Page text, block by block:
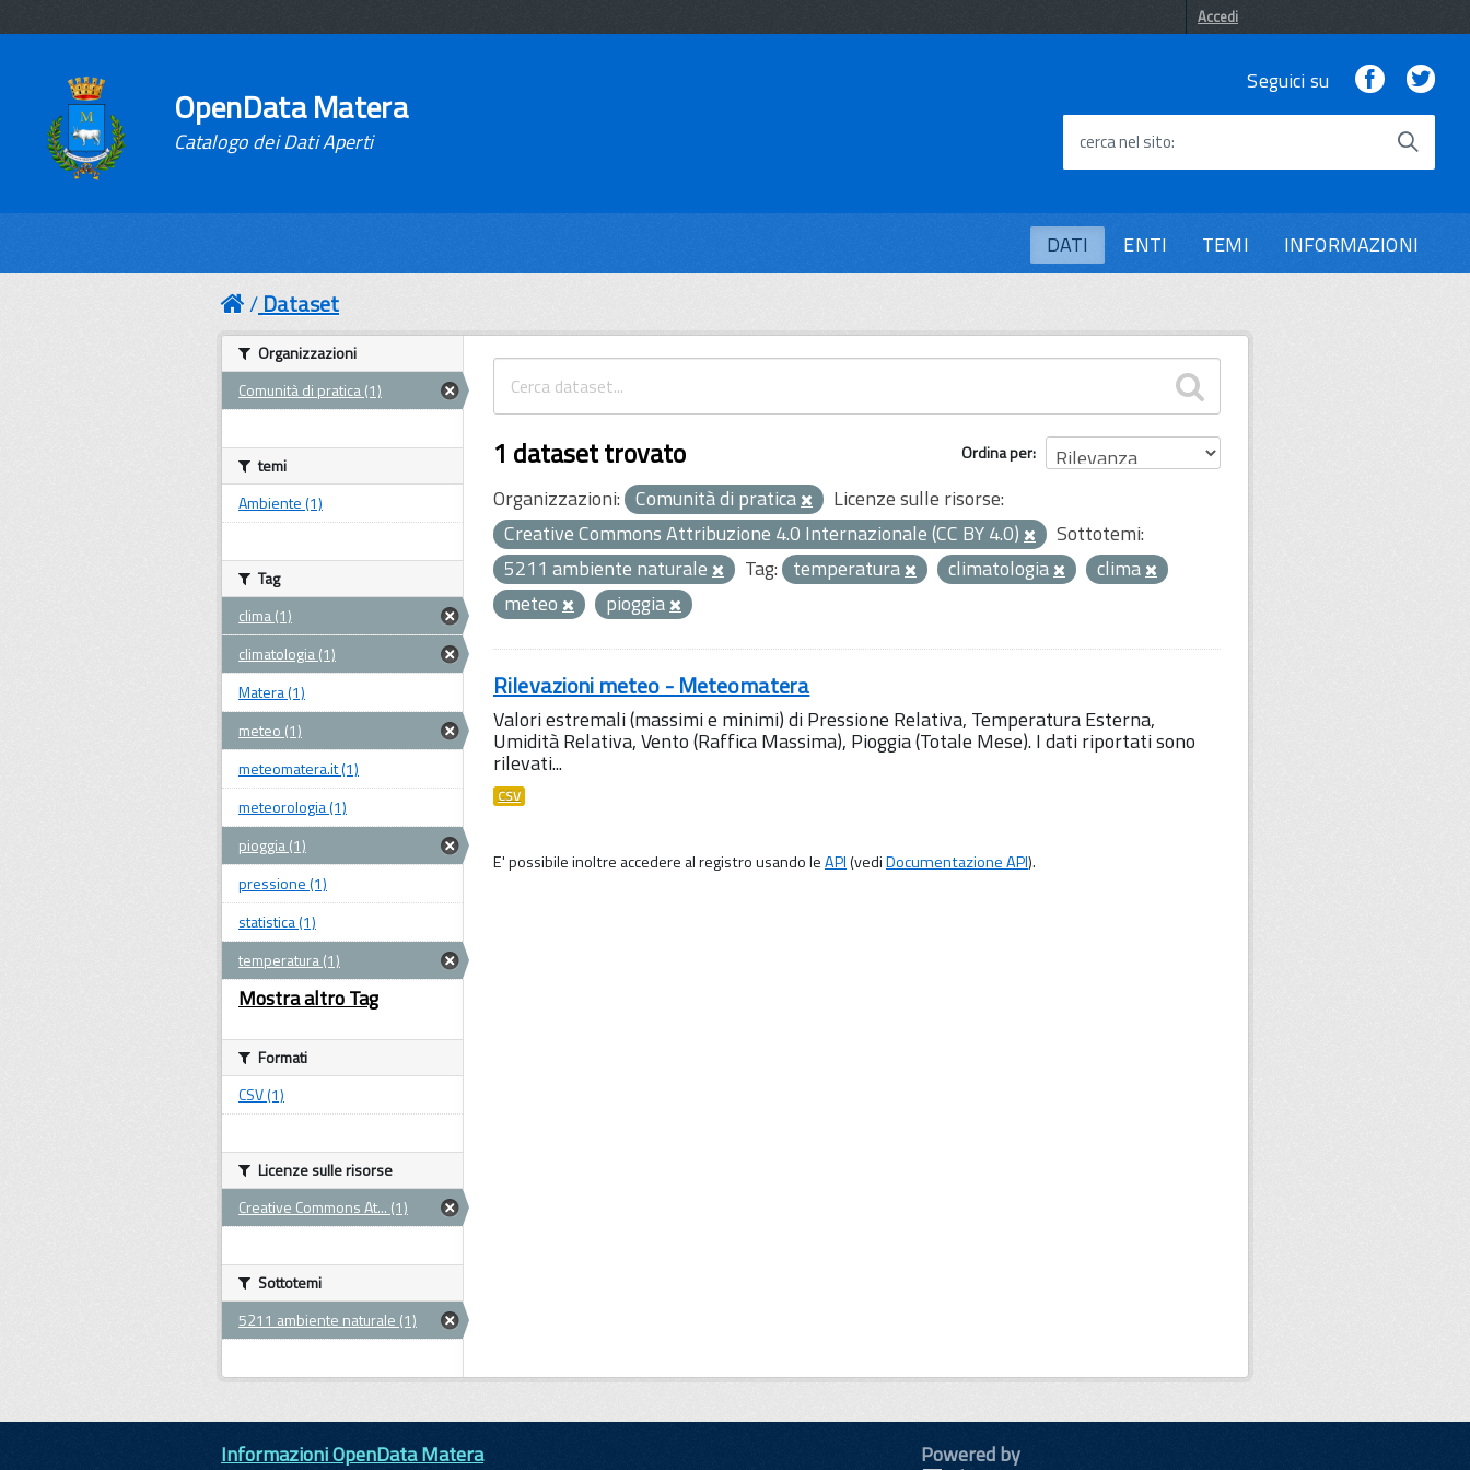
Accedi
OpenData Matera
Catalogo dei Dati Aperti
Seguici su Facebook
cerca nel sito
DATI ENTI TEMI INFORMAZIONI
Dataset
Ordina per
1 dataset trovato
Organizzazioni: Comunità di pratica
Licenze sulle risorse:
Creative Commons Attribuzione 4.0 Internazionale (CC BY 4.0)
Sottotemi:
5211 ambiente naturale
Tag: temperatura climatologia
clima
meteo
pioggia
Rilevazioni meteo - Meteomatera
Valori estremali (massimi e minimi) di Pressione Relativa, Temperatura Esterna,
Umidità Relativa, Vento (Raffica Massima), Pioggia (Totale Mese). I dati riportati sono
rilevati...
CSV
E' possibile inoltre accedere al registro usando leAPI(vediDocumentazione API).
Organizzazioni
Comunità di pratica (1)
temi
Ambiente (1)
Tag
clima (1)
climatologia (1)
Matera (1)
meteo (1)
meteomatera.it (1)
meteorologia (1)
pioggia (1)
pressione (1)
statistica (1)
temperatura (1)
Mostra altro Tag
Formati
CSV (1)
Licenze sulle risorse
Creative Commons At... (1)
Sottotemi
5211 ambiente naturale (1)
Informazioni OpenData Matera
Powered by